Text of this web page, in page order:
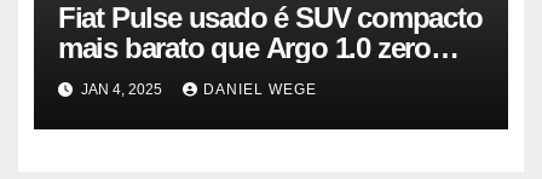
Fiat Pulse usado é SUV compacto
mais barato que Argo 1.0 zero
quilômetro
JAN 4, 2025 DANIEL WEGE